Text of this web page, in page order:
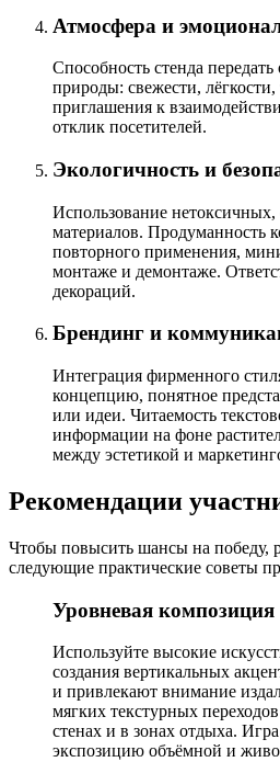
Атмосфера и
Способность стенда
природы: свежести,
приглашения к
отклик посетителей.
Экологичность и
Использование
материалов. Продуманность
повторного применения,
монтаже и демонтаже.
декораций.
Брендинг и
Интеграция фирменного
концепцию, понятное
или идеи. Читаемость
информации на фоне
между эстетикой и
Рекомендации
Чтобы повысить шансы на победу,
следующие практические советы
Уровневая композиция
Используйте высокие
создания вертикальных
и привлекают внимание
мягких текстурных
стенах и в зонах отдыха.
экспозицию объёмной и